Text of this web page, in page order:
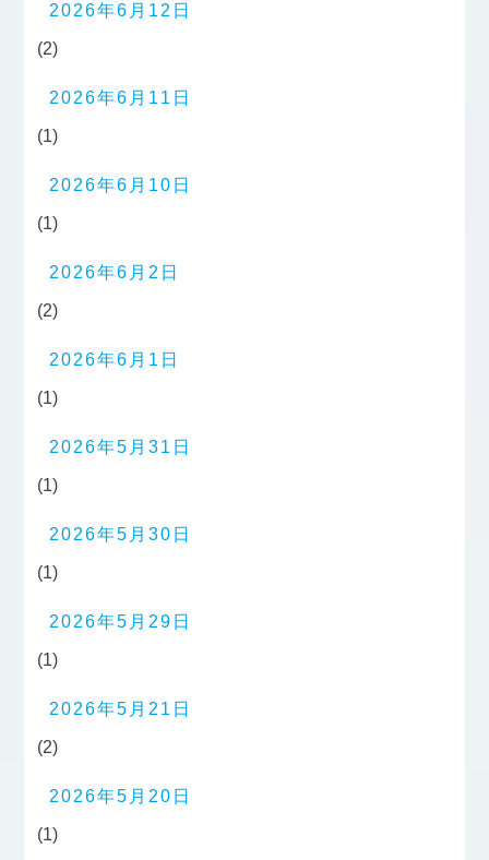
2026年6月12日
(2)
2026年6月11日
(1)
2026年6月10日
(1)
2026年6月2日
(2)
2026年6月1日
(1)
2026年5月31日
(1)
2026年5月30日
(1)
2026年5月29日
(1)
2026年5月21日
(2)
2026年5月20日
(1)